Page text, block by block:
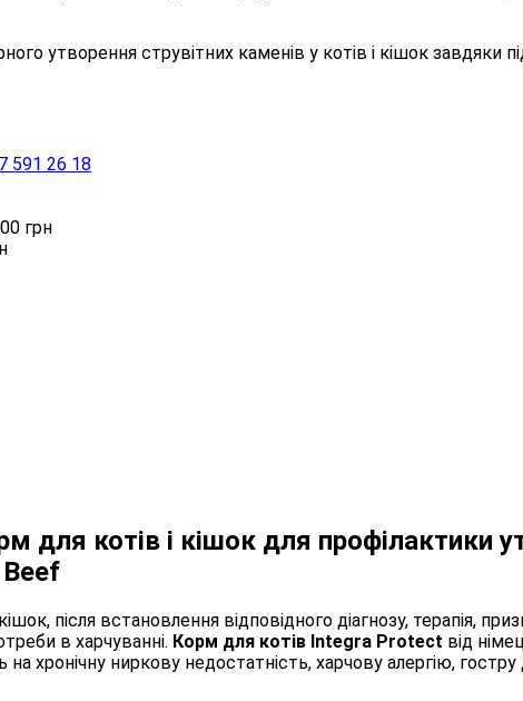
утворення струвітних каменів у котів і кішок завдяки
591 26 18
грн
для котів і кішок для профілактики
після встановлення відповідного діагнозу, терапія,
в харчуванні. Корм ​​для котів Integra Protect від
хронічну ниркову недостатність, харчову алергію,